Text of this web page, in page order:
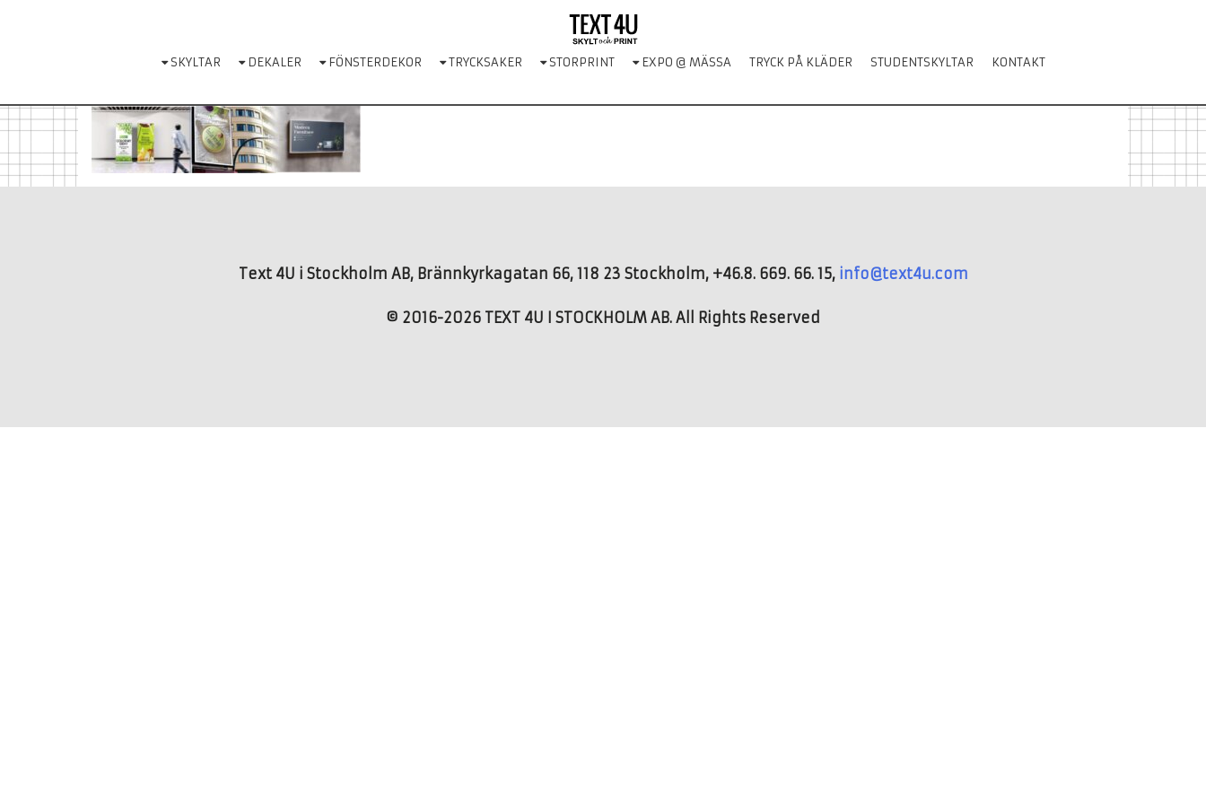
SKYLTAR DEKALER FÖNSTERDEKOR TRYCKSAKER STORPRINT EXPO @ MÄSSA TRYCK PÅ KLÄDER STUDENTSKYLTAR KONTAKT
Text 4U i Stockholm AB, Brännkyrkagatan 66, 118 23 Stockholm, +46.8. 669. 66. 15, info@text4u.com
© 2016-2026 TEXT 4U I STOCKHOLM AB. All Rights Reserved